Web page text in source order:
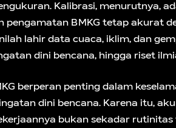
Kalibrasi, menurutnya,
pengamatan BMKG tetap akurat
lahir data cuaca, iklim, dan
dini bencana, hingga riset
berperan penting dalam
dini bencana. Karena itu,
bukan sekadar